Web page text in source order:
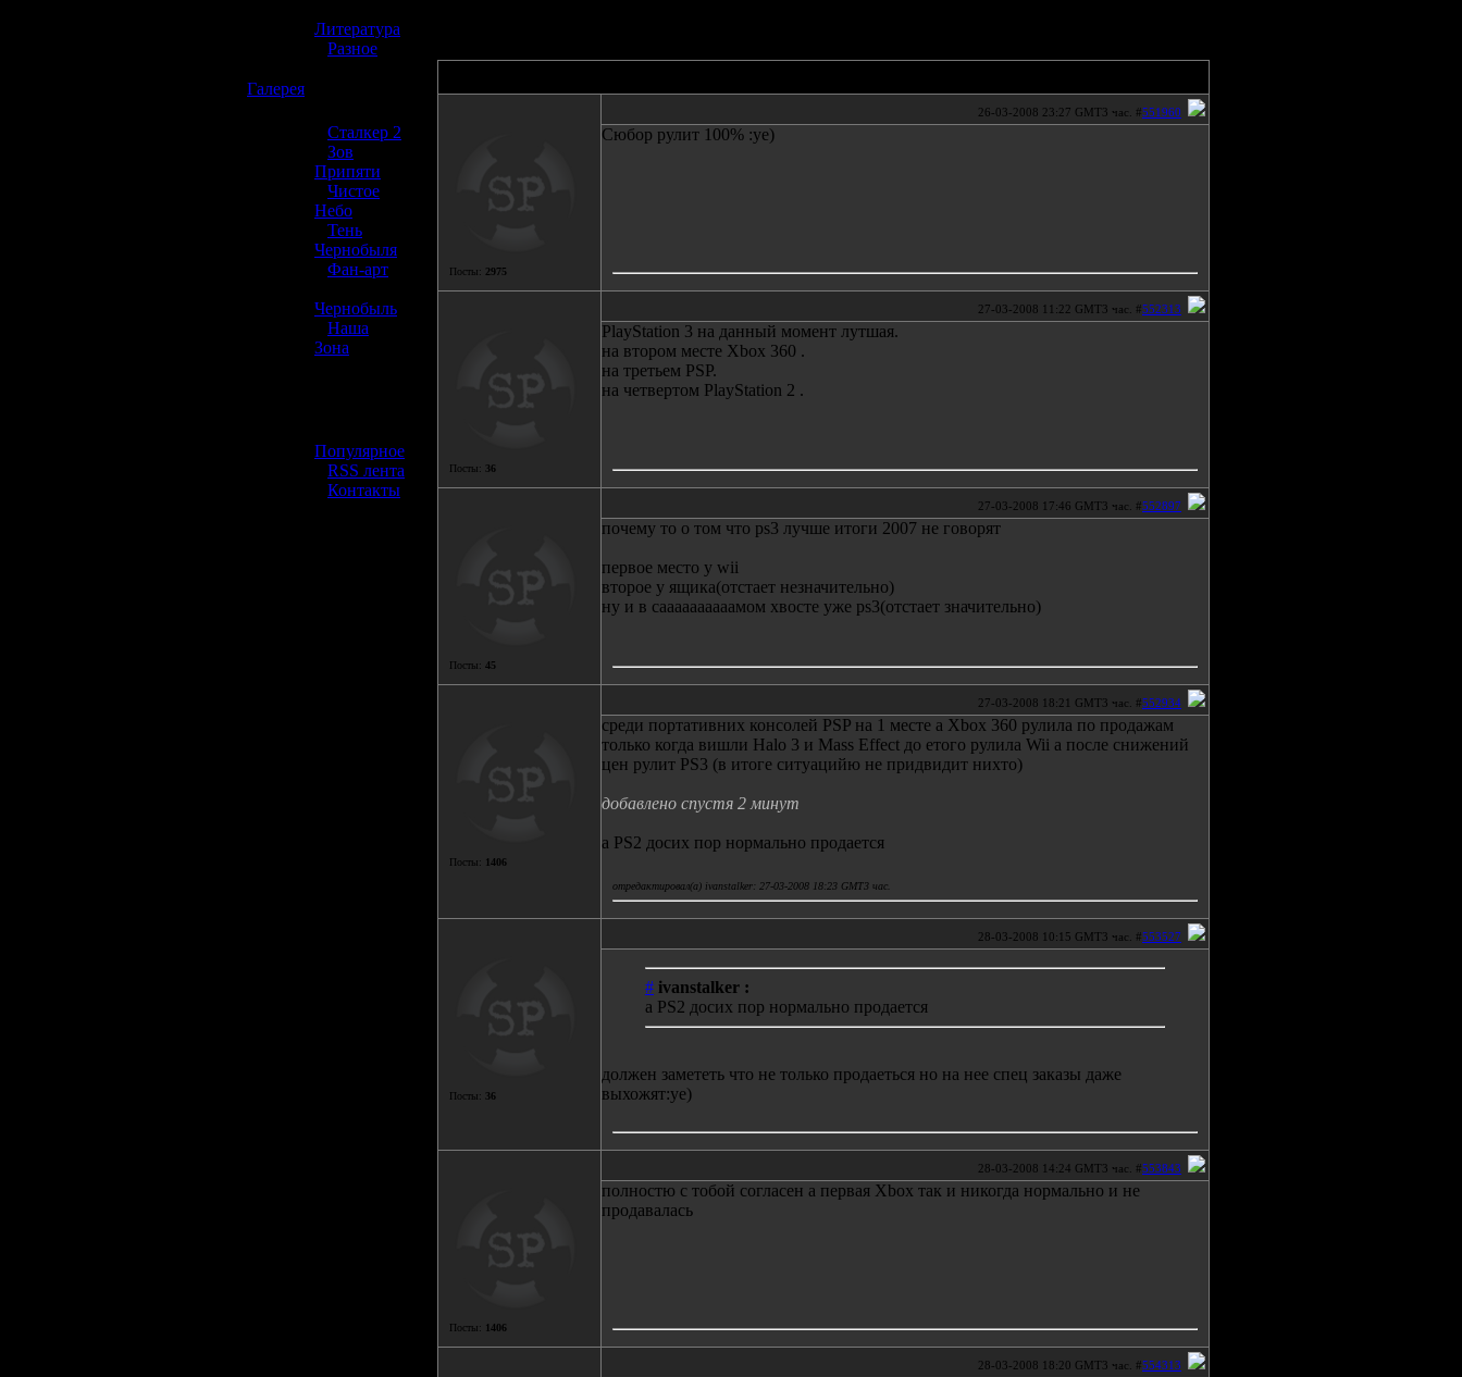
Литература
Разное
Галерея
Сталкер 2
Зов
Припяти
Чистое
Небо
Тень
Чернобыля
Фан-арт
Чернобыль
Наша
Зона
Популярное
RSS лента
Контакты
Посты: 2975
26-03-2008 23:27 GMT3 час. #551960
Сюбор рулит 100% :ye)
Посты: 36
27-03-2008 11:22 GMT3 час. #552313
PlayStation 3 на данный момент лутшая.
на втором месте Xbox 360 .
на третьем PSP.
на четвертом PlayStation 2 .
Посты: 45
27-03-2008 17:46 GMT3 час. #552897
почему то о том что ps3 лучше итоги 2007 не говорят
первое место у wii
второе у ящика(отстает незначительно)
ну и в саааааааааамом хвосте уже ps3(отстает значительно)
Посты: 1406
27-03-2008 18:21 GMT3 час. #552934
среди портативних консолей PSP на 1 месте а Xbox 360 рулила по продажам
только когда вишли Halo 3 и Mass Effect до етого рулила Wii а после снижений
цен рулит PS3 (в итоге ситуацийю не придвидит нихто)
добавлено спустя 2 минут
а PS2 досих пор нормально продается
отредактировал(а) ivanstalker: 27-03-2008 18:23 GMT3 час.
Посты: 36
28-03-2008 10:15 GMT3 час. #553527
# ivanstalker :
а PS2 досих пор нормально продается
должен замететь что не только продаеться но на нее спец заказы даже
выхожят:ye)
Посты: 1406
28-03-2008 14:24 GMT3 час. #553843
полностю с тобой согласен а первая Xbox так и никогда нормально и не
продавалась
28-03-2008 18:20 GMT3 час. #554313